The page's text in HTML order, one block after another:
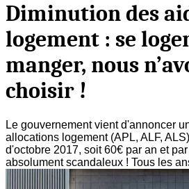
Diminution des
logement : se
manger, nous
choisir !
Le gouvernement vient d'annoncer
allocations logement (APL, ALF,
d'octobre 2017, soit 60€ par an et
absolument scandaleux ! Tous les